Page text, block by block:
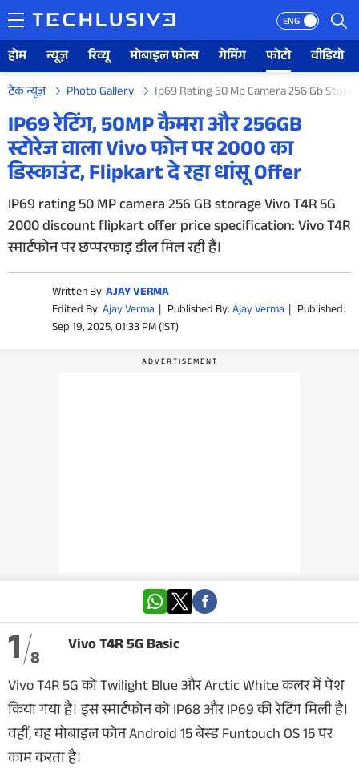
ENG
होम न्यूज़ रिव्यू मोबाइल फोन्स गेमिंग फोटो वीडियो
होम
न्यूज़
मोबाइल फोन्स
गेमिंग
टेक न्यूज़ Photo Gallery Ip69 Rating 50 Mp Camera 256 Gb
IP69 रेटिंग, 50MP कैमरा और 256GB
स्टोरेज वाला Vivo फोन पर 2000 का
डिस्काउंट, Flipkart दे रहा धांसू Offer
IP69 rating 50 MP camera 256 GB storage Vivo T4R 5G
2000 discount flipkart offer price specification: Vivo T4R
स्मार्टफोन पर छप्परफाड़ डील मिल रही हैं।
Written By AJAY VERMA
Edited By:Ajay Verma | Published By:Ajay Verma | Published:
Sep 19, 2025, 01:33 PM (IST)
1 8
Vivo T4R 5G Basic
Vivo T4R 5G को Twilight Blue और Arctic White कलर में पेश
किया गया है। इस स्मार्टफोन को IP68 और IP69 की रेटिंग मिली है।
वहीं, यह मोबाइल फोन Android 15 बेस्ड Funtouch OS 15 पर
काम करता है।